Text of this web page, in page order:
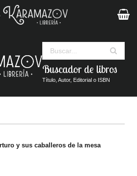
Buscador de libros
Título, Autor, Editorial o ISBN
y sus caballeros de la mesa